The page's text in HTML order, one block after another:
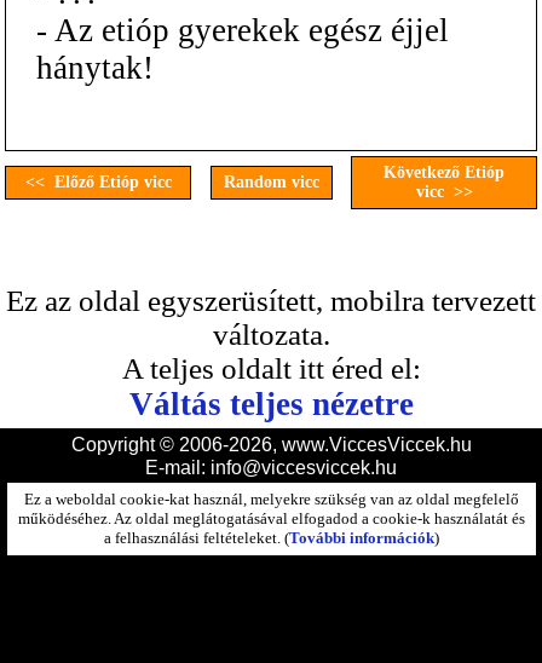
- Az etióp gyerekek egész éjjel
hánytak!
<< Előző Etióp vicc Random vicc
Következő Etióp
vicc >>
Ez az oldal egyszerüsített, mobilra tervezett
változata.
A teljes oldalt itt éred el:
Váltás teljes nézetre
Copyright © 2006-2026, www.ViccesViccek.hu
E-mail: info@viccesviccek.hu
Ez a weboldal cookie-kat használ, melyekre szükség van az oldal megfelelő
működéséhez. Az oldal meglátogatásával elfogadod a cookie-k használatát és
a felhasználási feltételeket. (További információk)